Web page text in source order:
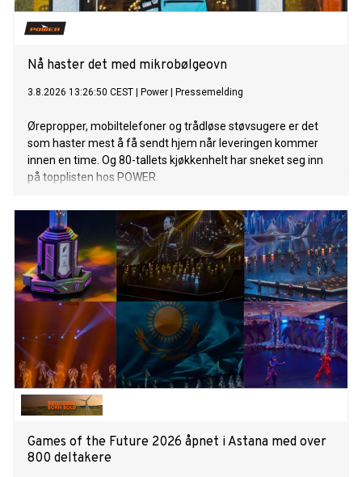
Nå haster det med mikrobølgeovn
3.8.2026 13:26:50 CEST Power Pressemelding
Ørepropper, mobiltelefoner og trådløse støvsugere er det
som haster mest å få sendt hjem når leveringen kommer
innen en time. Og 80-tallets kjøkkenhelt har sneket seg inn
på topplisten hos POWER.
Games of the Future 2026 åpnet i Astana med over
800 deltakere